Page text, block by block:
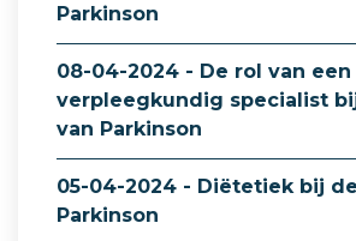
Parkinson
08-04-2024 - De rol van een
verpleegkundig specialist
van Parkinson
05-04-2024 - Diëtetiek bij
Parkinson